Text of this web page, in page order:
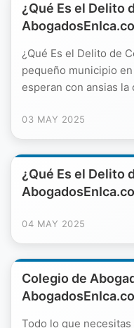
¿Qué Es el Delito
¿Qué Es el Delito de
pequeño municipio
esperan con ansias
03 MAY 2025
¿Qué Es el Delito
04 MAY 2025
Colegio de
Todo lo que